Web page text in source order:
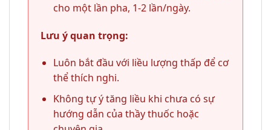
cho một lần pha, 1-2 lần/ngày.
Lưu ý quan trọng:
Luôn bắt đầu với liều lượng thấp để cơ
thể thích nghi.
Không tự ý tăng liều khi chưa có sự
hướng dẫn của thầy thuốc hoặc